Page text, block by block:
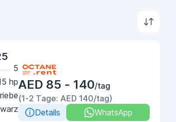
5
hpAED 85 - 140/tag
(1-2 Tage: AED 140/tag)
Details
WhatsApp